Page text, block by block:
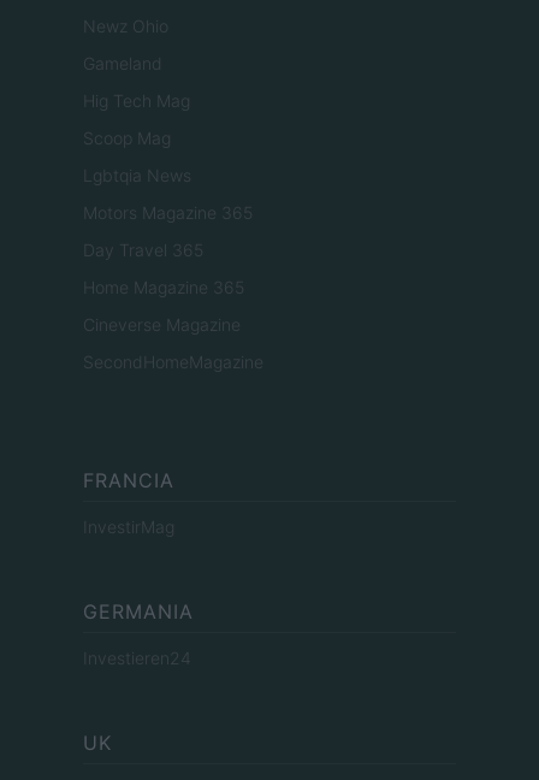
Newz Ohio
Gameland
Hig Tech Mag
Scoop Mag
Lgbtqia News
Motors Magazine 365
Day Travel 365
Home Magazine 365
Cineverse Magazine
SecondHomeMagazine
FRANCIA
InvestirMag
GERMANIA
Investieren24
UK